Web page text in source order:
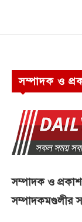
সম্পাদক ও
সম্পাদক ও
সম্পাদকমণ্ডলীর